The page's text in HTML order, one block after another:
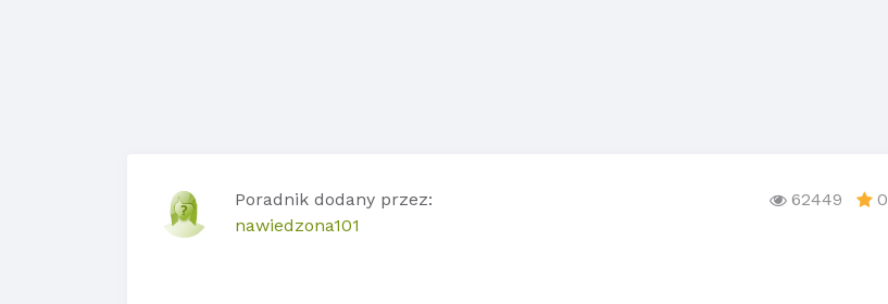
Poradnik dodany przez:
nawiedzona101
62449 0